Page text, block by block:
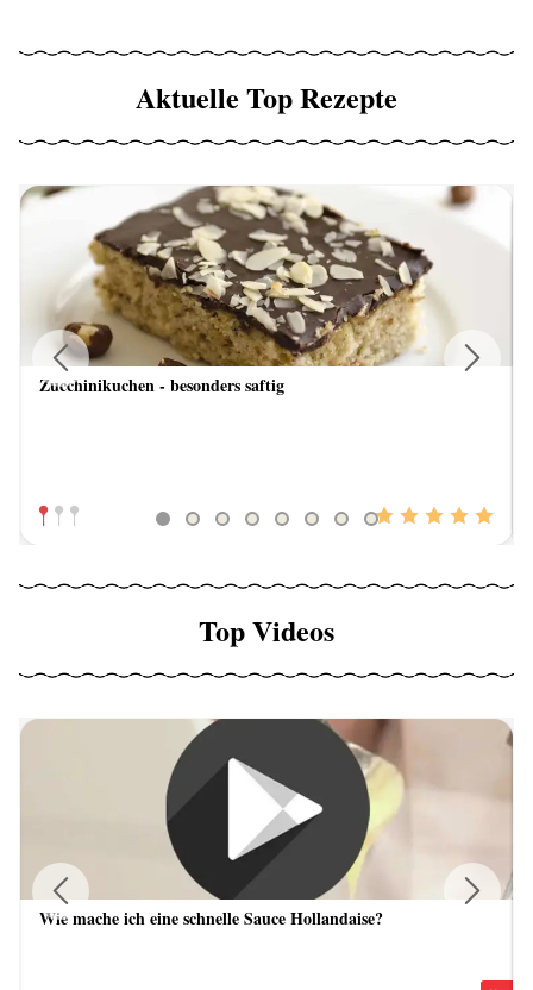
Aktuelle Top Rezepte
Zucchinikuchen - besonders saftig
Previous
Top Videos
Wie mache ich eine schnelle Sauce Hollandaise?
Previous